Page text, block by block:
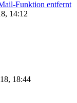
Funktion entfernt
14:12
18:44